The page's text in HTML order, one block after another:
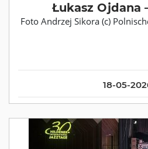
18-05-
Łukasz Ojdana
Foto Andrzej Sikora (c)